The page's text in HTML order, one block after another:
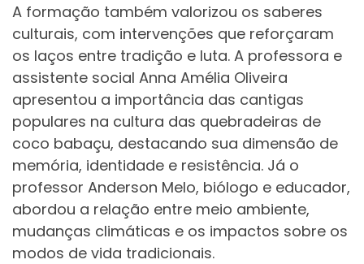
A formação também valorizou os saberes
culturais, com intervenções que reforçaram
os laços entre tradição e luta. A professora e
assistente social Anna Amélia Oliveira
apresentou a importância das cantigas
populares na cultura das quebradeiras de
coco babaçu, destacando sua dimensão de
memória, identidade e resistência. Já o
professor Anderson Melo, biólogo e educador,
abordou a relação entre meio ambiente,
mudanças climáticas e os impactos sobre os
modos de vida tradicionais.